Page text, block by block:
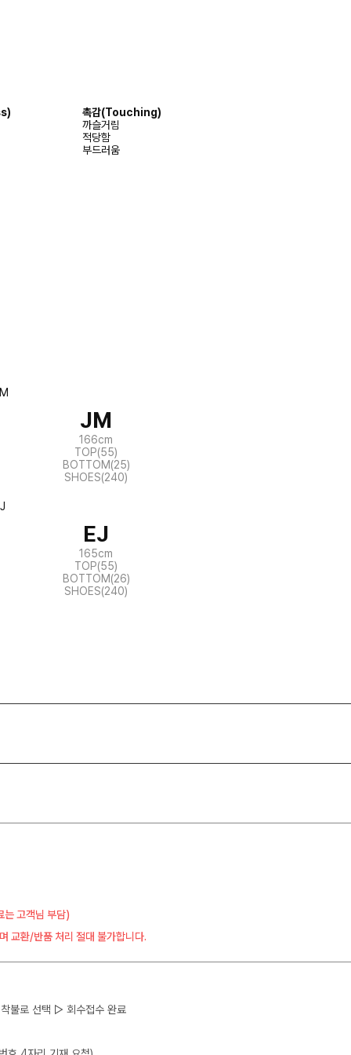
촉감(Touching)
까슬거림
적당함
부드러움
JM
166cm
TOP(55)
BOTTOM(25)
SHOES(240)
EJ
165cm
TOP(55)
BOTTOM(26)
SHOES(240)
고객님 부담)
교환/반품 처리 절대 불가합니다.
불로 선택 ▷ 회수접수 완료